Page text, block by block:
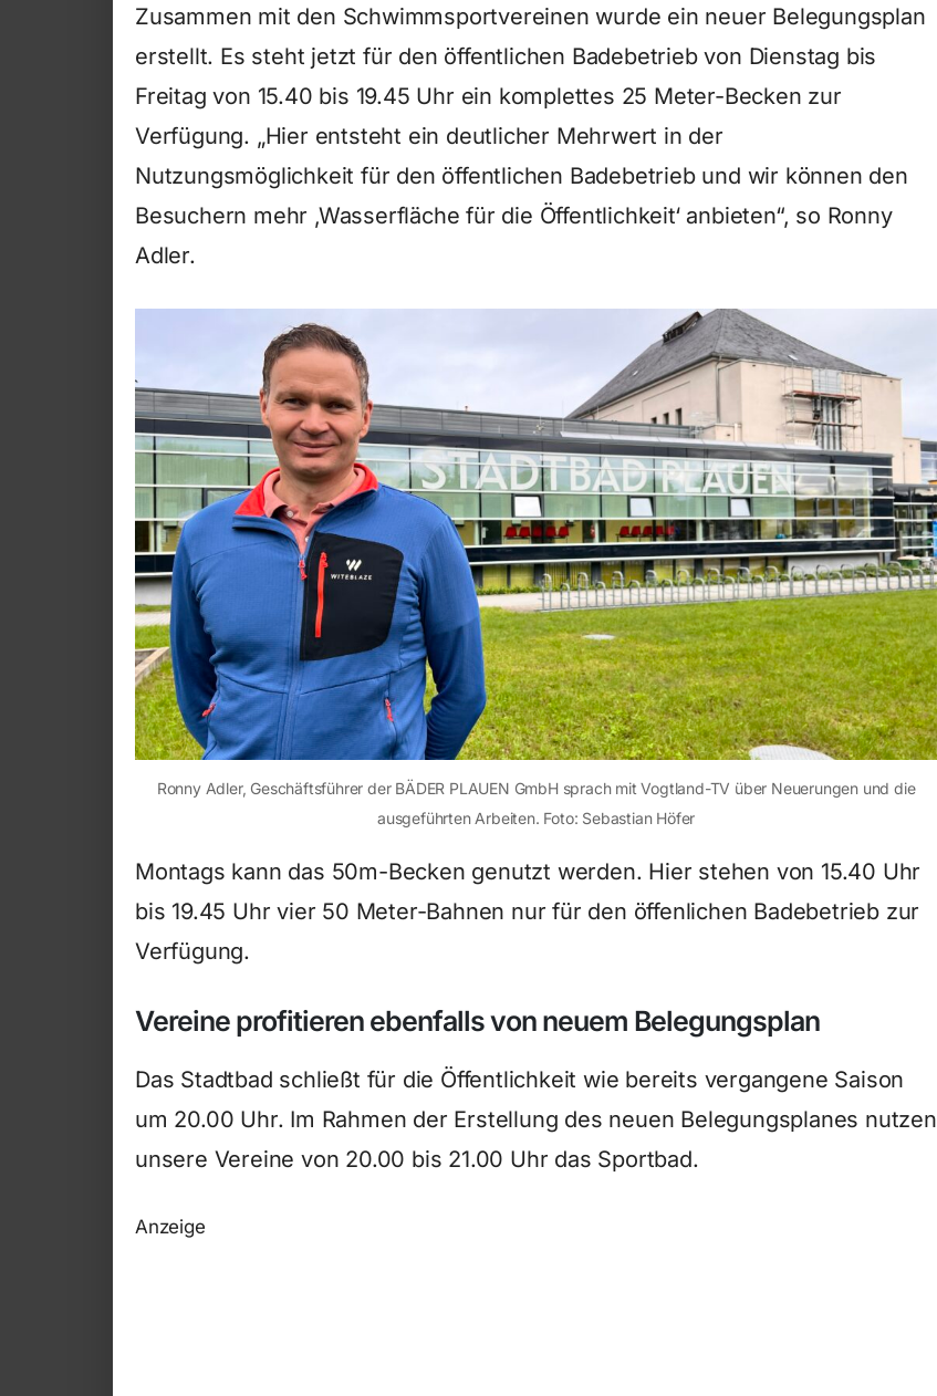
Zusammen mit den Schwimmsportvereinen wurde ein neuer Belegungsplan
erstellt. Es steht jetzt für den öffentlichen Badebetrieb von Dienstag bis
Freitag von 15.40 bis 19.45 Uhr ein komplettes 25 Meter-Becken zur
Verfügung. „Hier entsteht ein deutlicher Mehrwert in der
Nutzungsmöglichkeit für den öffentlichen Badebetrieb und wir können den
Besuchern mehr ‚Wasserfläche für die Öffentlichkeit‘ anbieten“, so Ronny
Adler.
Ronny Adler, Geschäftsführer der BÄDER PLAUEN GmbH sprach mit Vogtland-TV über Neuerungen und die
ausgeführten Arbeiten. Foto: Sebastian Höfer
Montags kann das 50m-Becken genutzt werden. Hier stehen von 15.40 Uhr
bis 19.45 Uhr vier 50 Meter-Bahnen nur für den öffenlichen Badebetrieb zur
Verfügung.
Vereine profitieren ebenfalls von neuem Belegungsplan
Das Stadtbad schließt für die Öffentlichkeit wie bereits vergangene Saison
um 20.00 Uhr. Im Rahmen der Erstellung des neuen Belegungsplanes nutzen
unsere Vereine von 20.00 bis 21.00 Uhr das Sportbad.
Anzeige